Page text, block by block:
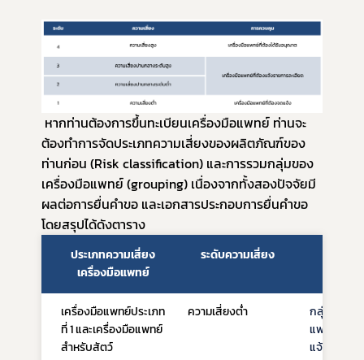
ต้องทำการจัดประเภทความเสี่ยงของผลิตภัณฑ์ของ
ท่านก่อน (Risk classification) และการรวมกลุ่มของ
เครื่องมือแพทย์ (grouping) เนื่องจากทั้งสองปัจจัยมี
ผลต่อการยื่นคำขอ และเอกสารประกอบการยื่นคำขอ
โดยสรุปได้ดังตาราง
ประเภทความเสี่ยง
เครื่องมือแพทย์
ระดับความเสี่ยง
เครื่องมือแพทย์ประเภท
ที่ 1 และเครื่องมือแพทย์
สำหรับสัตว์
ความเสี่ยงต่ำ
กลุ่มเครื่อง
แพทย์ที่ผู้ผ
แจ้ง